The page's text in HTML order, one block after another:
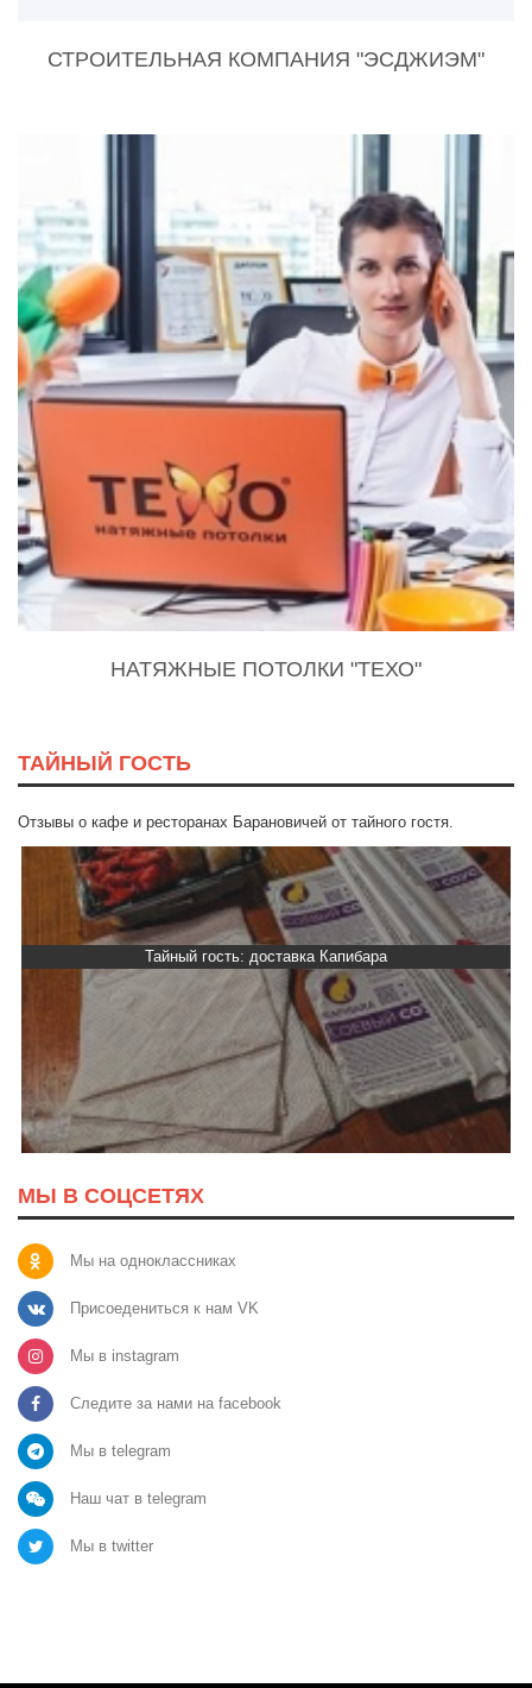
СТРОИТЕЛЬНАЯ КОМПАНИЯ "ЭСДЖИЭМ"
НАТЯЖНЫЕ ПОТОЛКИ "ТЕХО"
ТАЙНЫЙ ГОСТЬ
Отзывы о кафе и ресторанах Барановичей от тайного гостя.
Тайный гость: доставка Капибара
МЫ В СОЦСЕТЯХ
Мы на одноклассниках
Присоедениться к нам VK
Мы в instagram
Следите за нами на facebook
Мы в telegram
Наш чат в telegram
Мы в twitter